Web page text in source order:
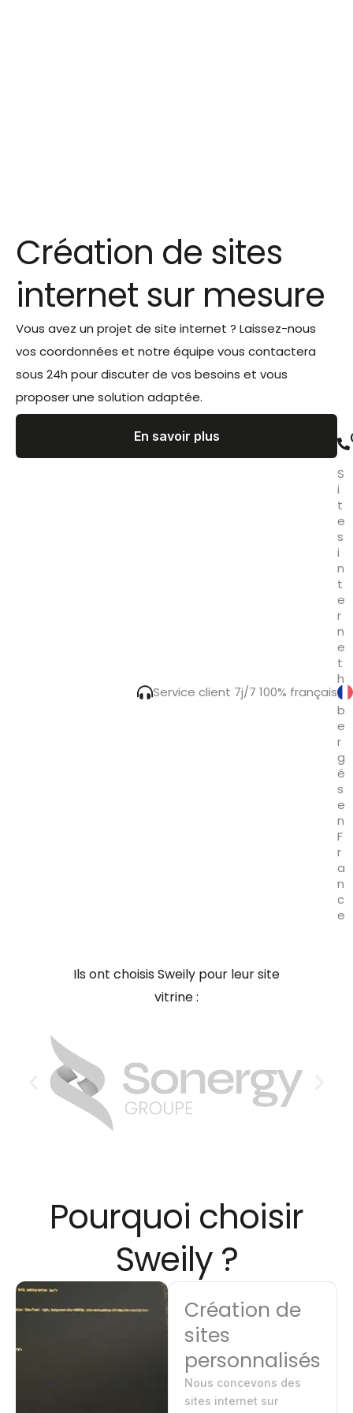
Création de sites
internet sur mesure
Vous avez un projet de site internet ? Laissez-nous
vos coordonnées et notre équipe vous contactera
sous 24h pour discuter de vos besoins et vous
proposer une solution adaptée.
En savoir plus
Service client 7j/7 100% français
S
i
t
e
s
i
n
t
e
r
n
e
t
h
é
b
e
r
g
é
s
e
n
F
r
a
n
c
e
Ils ont choisis Sweily pour leur site
vitrine :
Pourquoi choisir
Sweily ?
Création de
sites
personnalisés
Nous concevons des
sites internet sur